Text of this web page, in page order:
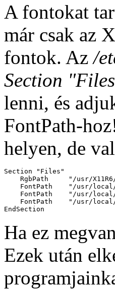
A fontokat
már csak az
fontok. Az/
Section
lenni, és
FontPath-
helyen, de
Section "Files"
RgbPath     "/usr/
FontPath    "/usr/
FontPath    "/usr/
FontPath    "/usr/
Ha ez
Ezek után